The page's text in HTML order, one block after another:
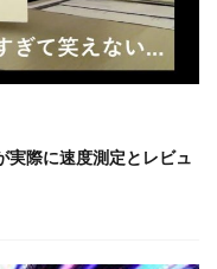
実際に速度測定とレビュ